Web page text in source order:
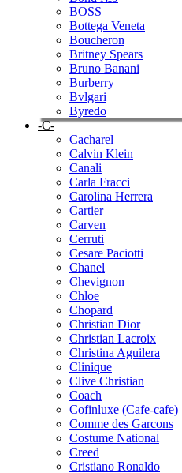
BOSS
Bottega Veneta
Boucheron
Britney Spears
Bruno Banani
Burberry
Bvlgari
Byredo
-C-
Cacharel
Calvin Klein
Canali
Carla Fracci
Carolina Herrera
Cartier
Carven
Cerruti
Cesare Paciotti
Chanel
Chevignon
Chloe
Chopard
Christian Dior
Christian Lacroix
Christina Aguilera
Clinique
Clive Christian
Coach
Cofinluxe (Cafe-cafe)
Comme des Garcons
Costume National
Creed
Cristiano Ronaldo